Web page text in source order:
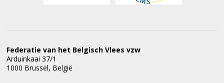
Federatie van het Belgisch Vlees vzw
Arduinkaai 37/1
1000 Brussel, België